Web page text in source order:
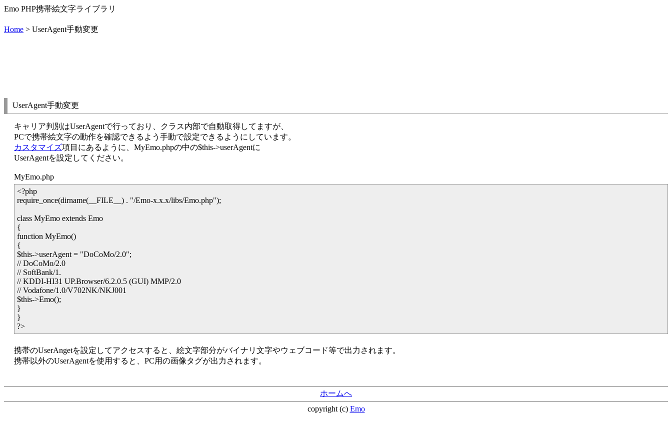
Emo PHP携帯絵文字ライブラリ
Home > UserAgent手動変更
UserAgent手動変更
キャリア判別はUserAgentで行っており、クラス内部で自動取得してますが、
PCで携帯絵文字の動作を確認できるよう手動で設定できるようにしています。
カスタマイズ項目にあるように、MyEmo.phpの中の$this->userAgentに
UserAgentを設定してください。
MyEmo.php
<?php
require_once(dirname(__FILE__) . "/Emo-x.x.x/libs/Emo.php");
class MyEmo extends Emo
{
function MyEmo()
{
$this->userAgent = "DoCoMo/2.0";
// DoCoMo/2.0
// SoftBank/1.
// KDDI-HI31 UP.Browser/6.2.0.5 (GUI) MMP/2.0
// Vodafone/1.0/V702NK/NKJ001
$this->Emo();
}
}
?>
携帯のUserAngetを設定してアクセスすると、絵文字部分がバイナリ文字やウェブコード等で出力されます。
携帯以外のUserAgentを使用すると、PC用の画像タグが出力されます。
ホームへ
copyright (c) Emo